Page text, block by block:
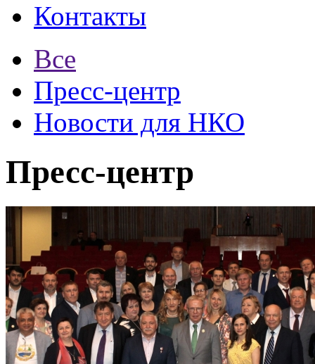
Контакты
Все
Пресс-центр
Новости для НКО
Пресс-центр